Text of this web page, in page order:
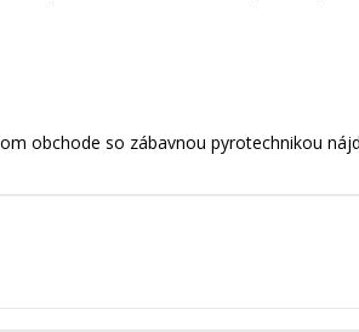
obchode so zábavnou pyrotechnikou